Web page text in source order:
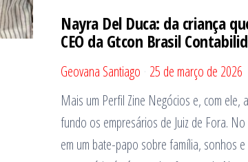
Nayra Del Duca: da criança
CEO da Gtcon Brasil
Geovana Santiago 25 de março de 2026
Mais um Perfil Zine Negócios e, com ele,
fundo os empresários de Juiz de Fora.
em um bate-papo sobre família, sonhos